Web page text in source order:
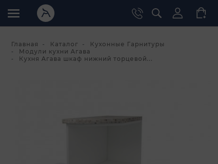
Главная Каталог
Кухонные Гарнитуры
Модули кухни Агава
Кухня Агава шкаф нижний торцевой...